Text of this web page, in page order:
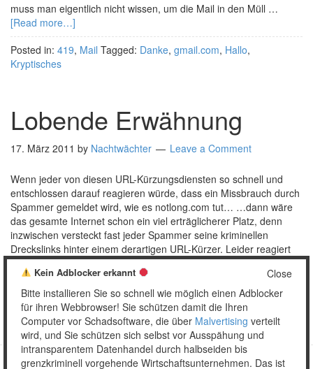
muss man eigentlich nicht wissen, um die Mail in den Müll …
[Read more…]
Posted in: 419, Mail Tagged: Danke, gmail.com, Hallo,
Kryptisches
Lobende Erwähnung
17. März 2011 by Nachtwächter Leave a Comment
Wenn jeder von diesen URL-Kürzungsdiensten so schnell und
entschlossen darauf reagieren würde, dass ein Missbrauch durch
Spammer gemeldet wird, wie es notlong.com tut… …dann wäre
das gesamte Internet schon ein viel erträglicherer Platz, denn
inzwischen versteckt fast jeder Spammer seine kriminellen
Dreckslinks hinter einem derartigen URL-Kürzer. Leider reagiert
nicht jeder von diesen Kürzungsdiensten, die das …[Read
more…]
Posted in: Allgemein Tagged:Danke,URL-Kürzungsdienst
Close
Kein Adblocker erkannt
Bitte installieren Sie so schnell wie möglich einen Adblocker
für ihren Webbrowser! Sie schützen damit die Ihren
Computer vor Schadsoftware, die über Malvertising verteilt
wird, und Sie schützen sich selbst vor Ausspähung und
intransparentem Datenhandel durch halbseiden bis
grenzkriminell vorgehende Wirtschaftsunternehmen. Das ist